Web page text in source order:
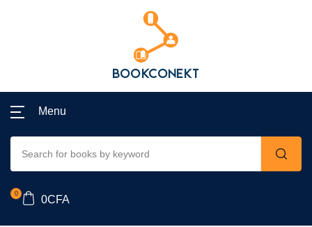
Menu
0
0CFA